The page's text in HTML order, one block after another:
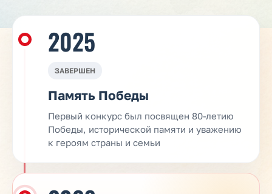
2025
ЗАВЕРШЕН
Память Победы
Первый конкурс был посвящен 80-летию
Победы, исторической памяти и уважению
к героям страны и семьи